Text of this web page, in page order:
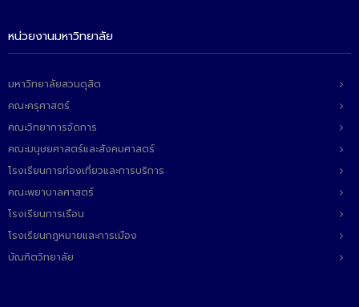
- โครงการส่งเสริมการปลูกกล้วยเล็บมือนางฯ
- ผลงาน/รางวัล
- SDU Zero Waste
- งานวิจัย/นวัตกรรม
หน่วยงานมหาวิทยาลัย
มหาวิทยาลัยสวนดุสิต
คณะครุศาสตร์
คณะวิทยาการจัดการ
คณะมนุษยศาสตร์และสังคมศาสตร์
โรงเรียนการท่องเที่ยวและการบริการ
คณะพยาบาลศาสตร์
โรงเรียนการเรือน
โรงเรียนกฎหมายและการเมือง
บัณฑิตวิทยาลัย